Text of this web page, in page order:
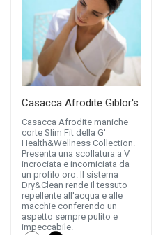
Casacca Afrodite Giblor's
Casacca Afrodite maniche
corte Slim Fit della G'
Health&Wellness Collection.
Presenta una scollatura a V
incrociata e incorniciata da
un profilo oro. Il sistema
Dry&Clean rende il tessuto
repellente all'acqua e alle
macchie conferendo un
aspetto sempre pulito e
impeccabile.